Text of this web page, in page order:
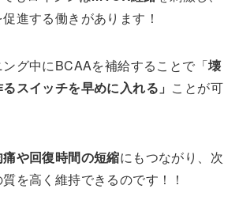
促進する働きがあります！
グ中にBCAAを補給することで「壊
スイッチを早めに入れる」 ことが可
や回復時間の短縮にもつながり、次
を高く維持できるのです！！